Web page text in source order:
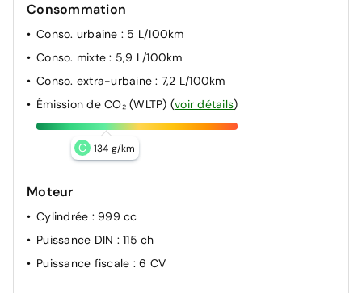
Consommation
Conso. urbaine : 5 L/100km
Conso. mixte: 5,9 L/100km
Conso. extra-urbaine: 7,2 L/100km
Émission de CO₂ (WLTP) (voir détails)
C 134 g/km
Moteur
Cylindrée : 999 cc
Puissance DIN : 115 ch
Puissance fiscale : 6 CV